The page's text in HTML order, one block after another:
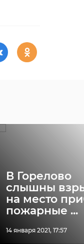
В Горелово
слышны
на место
пожарные ...
14 января 2021, 17:57